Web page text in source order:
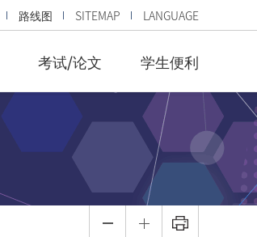
路线图 SITEMAP LANGUAGE
考试/论文 学生便利